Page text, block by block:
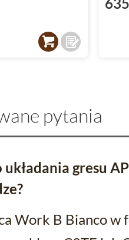
pytania
gresu
Work B Bianco